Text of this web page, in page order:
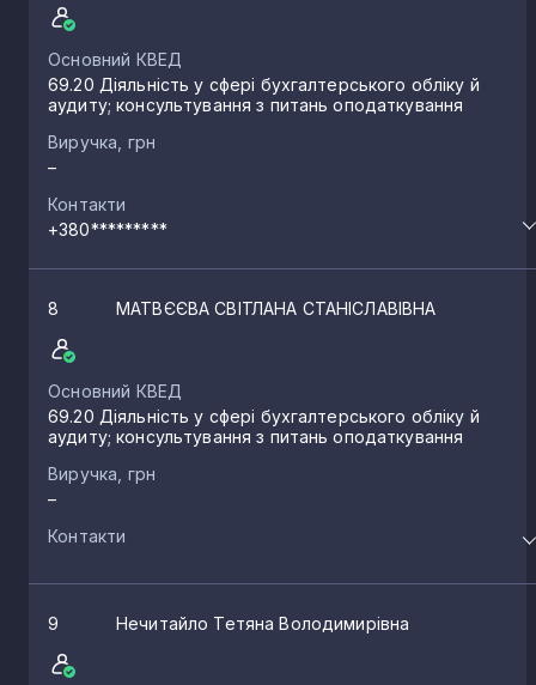
Основний КВЕД
69.20 Діяльність у сфері бухгалтерського обліку й
аудиту; консультування з питань оподаткування
Виручка, грн
–
Контакти
+380*********
8 МАТВЄЄВА СВІТЛАНА СТАНІСЛАВІВНА
Основний КВЕД
69.20 Діяльність у сфері бухгалтерського обліку й
аудиту; консультування з питань оподаткування
Виручка, грн
–
Контакти
9 Нечитайло Тетяна Володимирівна